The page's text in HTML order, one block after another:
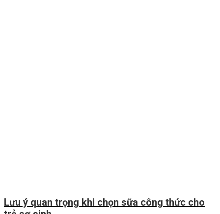
Lưu ý quan trọng khi chọn sữa công thức cho